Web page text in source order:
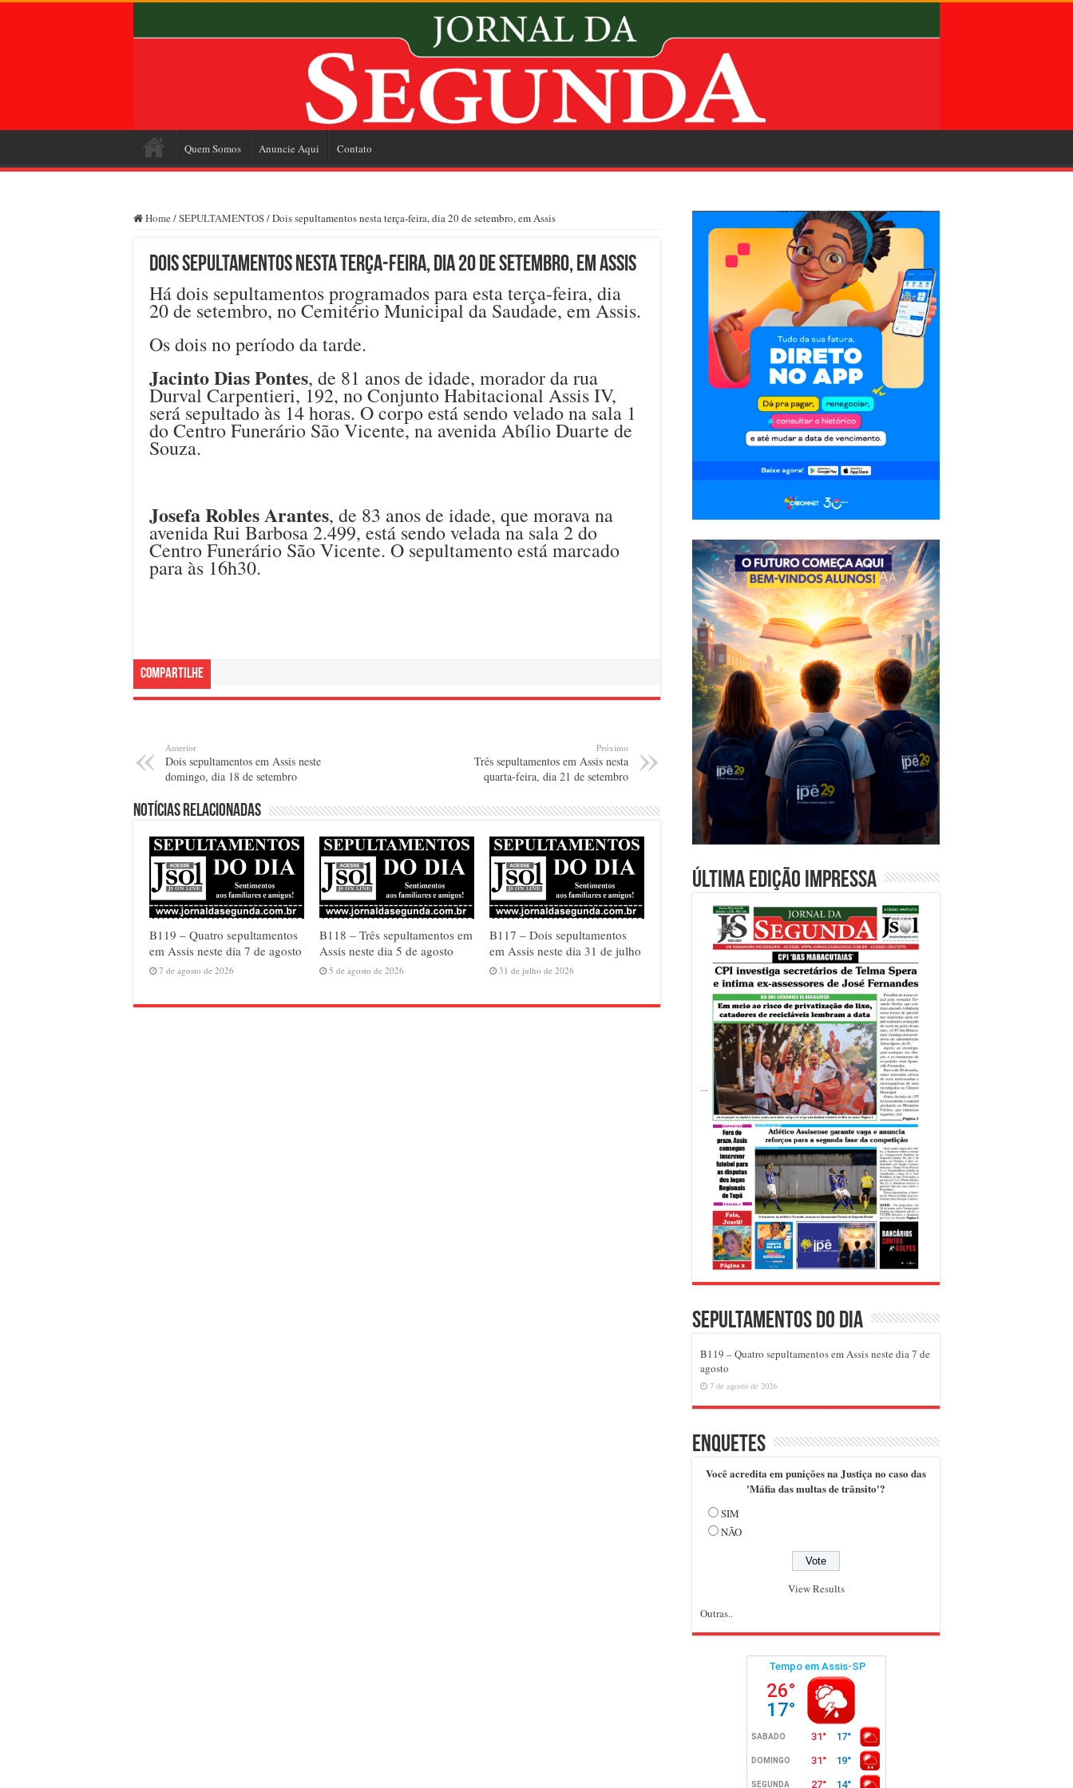
Quem Somos Anuncie Aqui Contato
Home /SEPULTAMENTOS/Dois sepultamentos nesta terça-feira, dia 20 de setembro, em Assis
Dois sepultamentos nesta terça-feira, dia 20 de setembro, em Assis
Há dois sepultamentos programados para esta terça-feira, dia
20 de setembro, no Cemitério Municipal da Saudade, em Assis.
Os dois no período da tarde.
Jacinto Dias Pontes, de 81 anos de idade, morador da rua
Durval Carpentieri, 192, no Conjunto Habitacional Assis IV,
será sepultado às 14 horas. O corpo está sendo velado na sala 1
do Centro Funerário São Vicente, na avenida Abílio Duarte de
Souza.
Josefa Robles Arantes, de 83 anos de idade, que morava na
avenida Rui Barbosa 2.499, está sendo velada na sala 2 do
Centro Funerário São Vicente. O sepultamento está marcado
para às 16h30.
Compartilhe
Anterior
Dois sepultamentos em Assis neste
domingo, dia 18 de setembro
Próximo
Três sepultamentos em Assis nesta
quarta-feira, dia 21 de setembro
Notícias relacionadas
B119 – Quatro sepultamentos
em Assis neste dia 7 de agosto
7 de agosto de 2026
B118 – Três sepultamentos em
Assis neste dia 5 de agosto
5 de agosto de 2026
B117 – Dois sepultamentos
em Assis neste dia 31 de julho
31 de julho de 2026
Última edição impressa
Sepultamentos do dia
B119 – Quatro sepultamentos em Assis neste dia 7 de
agosto
7 de agosto de 2026
Enquetes
Você acredita em punições na Justiça no caso das
'Máfia das multas de trânsito'?
SIM
NÃO
View Results
Outras..